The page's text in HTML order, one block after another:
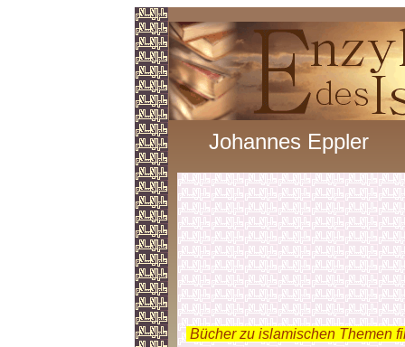
Johannes Eppler
Bücher zu islamischen Themen